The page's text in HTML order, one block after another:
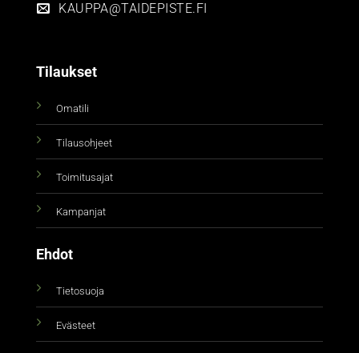
KAUPPA@TAIDEPISTE.FI
Tilaukset
Omatili
Tilausohjeet
Toimitusajat
Kampanjat
Ehdot
Tietosuoja
Evästeet